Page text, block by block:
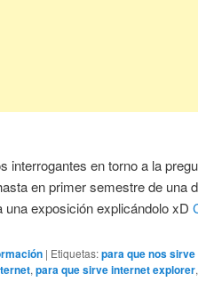
interrogantes en torno a la
en primer semestre de una
una exposición explicándolo xD
| Etiquetas:para que nos
,para que sirve internet explorer,